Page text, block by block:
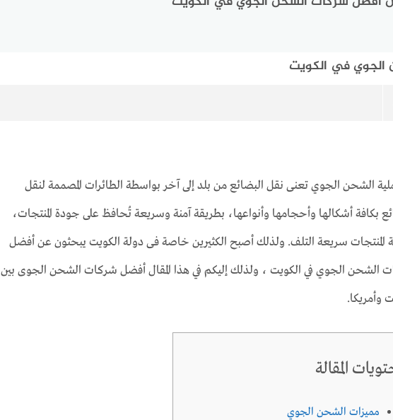
الشحن الجوي تعنى نقل البضائع من بلد إلى آخر بواسطة الطائرات المصممة لنقل
بكافة أشكالها وأحجامها وأنواعها، بطريقة آمنة وسريعة تُحافظ على جودة المنتجات،
سريعة التلف. ولذلك أصبح الكثيرين خاصة فى دولة الكويت يبحثون عن أفضل
الشحن الجوي في الكويت ، ولذلك إليكم في هذا المقال أفضل شركات الشحن الجوى بين
وأمريكا.
المقالة
مميزات الشحن الجوي